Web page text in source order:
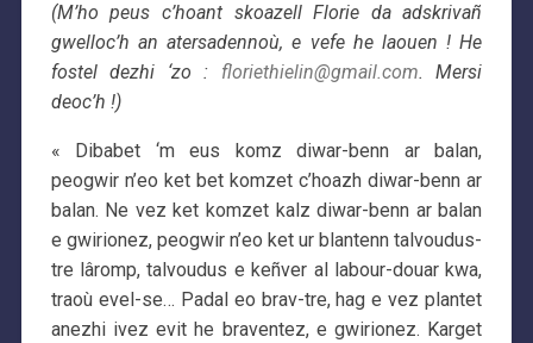
(M’ho peus c’hoant skoazell Florie da adskrivañ
gwelloc’h an atersadennoù, e vefe he laouen ! He
fostel dezhi ‘zo : floriethielin@gmail.com. Mersi
deoc’h !)
« Dibabet ‘m eus komz diwar-benn ar balan,
peogwir n’eo ket bet komzet c’hoazh diwar-benn ar
balan. Ne vez ket komzet kalz diwar-benn ar balan
e gwirionez, peogwir n’eo ket ur blantenn talvoudus-
tre lâromp, talvoudus e keñver al labour-douar kwa,
traoù evel-se… Padal eo brav-tre, hag e vez plantet
anezhi ivez evit he braventez, e gwirionez. Karget